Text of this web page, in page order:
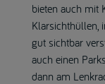
bieten auch mit
Klarsichthüllen,
gut sichtbar
auch einen
dann am